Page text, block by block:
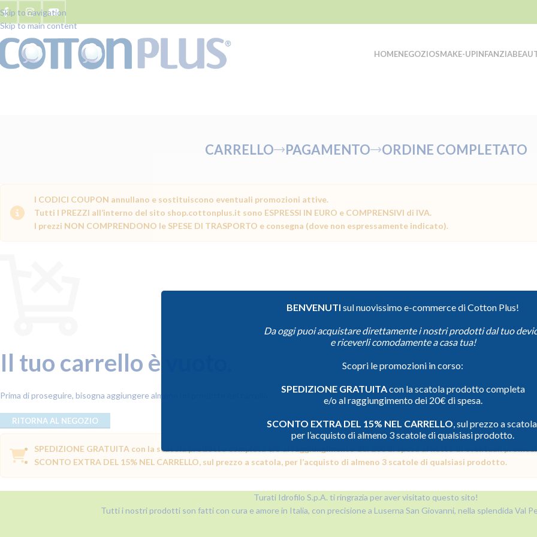
Skip to navigation
Skip to main content
HOMENEGOZIOSMAKE-UPINFANZIA
CARRELLO PAGAMENTO ORDINE COMPLETATO
I CODICI COUPON annullano e sostituiscono eventuali promozioni attive.
Tutti I PREZZI all’interno del sito shop.cottonplus.it sono ESPRESSI IN EURO e COMPRENSIVI di IVA.
I prezzi NON COMPRENDONO le SPESE DI TRASPORTO e consegna (dove non espressamente indicato).
Il tuo carrello è vuoto.
Prima di proseguire, bisogna aggiungere almeno un prodotto nel carrello.
RITORNA AL NEGOZIO
SPEDIZIONE GRATUITA con la scatola prodotto completa e/o al raggiungimento dei 20€ di spesa al netto di eventuali
SCONTO EXTRA DEL 15% NEL CARRELLO, sul prezzo a scatola, per l’acquisto di almeno 3 scatole di qualsiasi prodotto.
Turati Idrofilo S.p.A. ti ringrazia per aver visitato questo sito!
Tutti i nostri prodotti son fatti con cura e amore in Italia, con precisione a Luserna San Giovanni, nella splendida Val
BENVENUTI sul nuovissimo e-commerce di Cotton Plus!
Da oggi puoi acquistare direttamente i nostri prodotti dal tuo
e riceverli comodamente a casa tua!
Scopri le promozioni in corso:
SPEDIZIONE GRATUITAcon la scatola prodotto completa
e/o al raggiungimento dei 20€ di spesa.
SCONTO EXTRA DEL 15% NEL CARRELLO , sul prezzo a scatola,
per l’acquisto di almeno 3 scatole di qualsiasi prodotto.